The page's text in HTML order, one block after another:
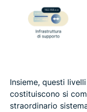
Insieme, questi
costituiscono si
straordinario